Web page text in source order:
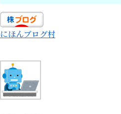
にほんブログ村